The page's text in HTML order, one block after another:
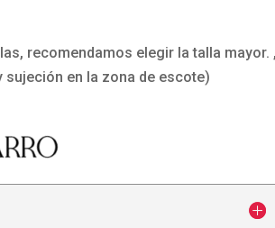
recomendamos elegir la talla mayor. ,
en la zona de escote)